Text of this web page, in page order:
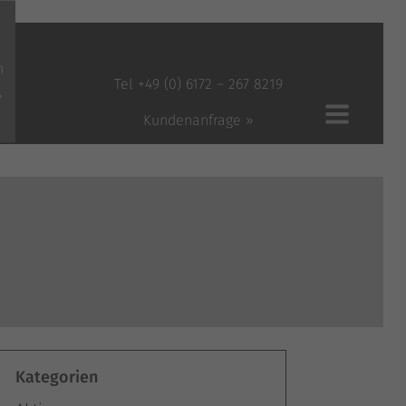
Tel +49 (0) 6172 – 267 8219
Kundenanfrage »
Kategorien